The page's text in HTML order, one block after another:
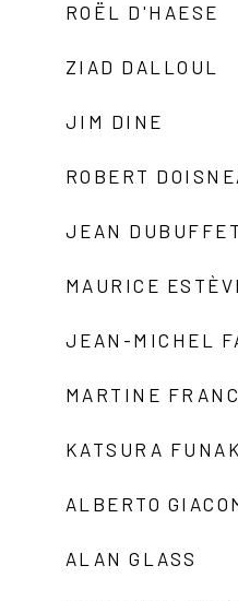
ROËL D'HAESE
ZIAD DALLOUL
JIM DINE
ROBERT
JEAN DUBUFFET
MAURICE
JEAN-MICHEL
MARTINE
KATSURA
ALBERTO
ALAN GLASS